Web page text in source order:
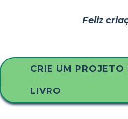
Feliz
CRIE UM PROJETO
LIVRO